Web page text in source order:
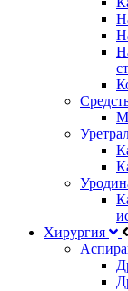
Хирургия